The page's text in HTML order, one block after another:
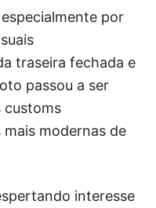
por
traseira fechada e
passou a ser
customs
modernas de
interesse